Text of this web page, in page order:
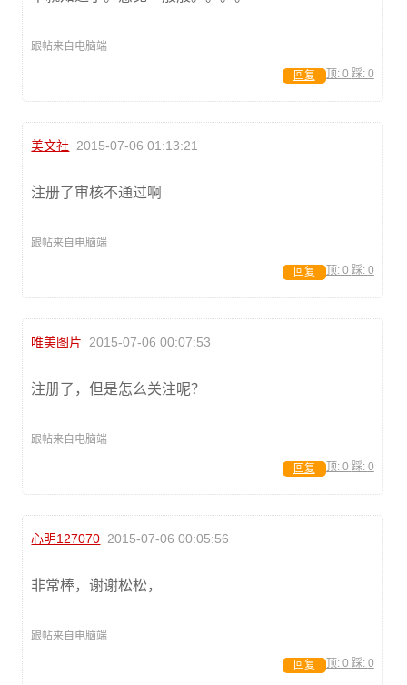
跟帖来自电脑端
顶: 0 踩: 0
回复
美文社 2015-07-06 01:13:21
注册了审核不通过啊
跟帖来自电脑端
顶: 0 踩: 0
回复
唯美图片 2015-07-06 00:07:53
注册了，但是怎么关注呢？
跟帖来自电脑端
顶: 0 踩: 0
回复
心明127070 2015-07-06 00:05:56
非常棒，谢谢松松，
跟帖来自电脑端
顶: 0 踩: 0
回复